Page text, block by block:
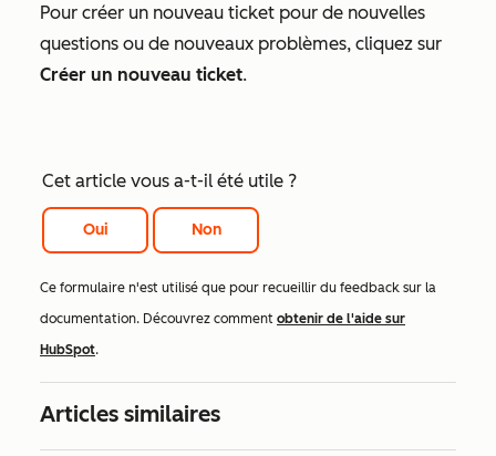
Pour créer un nouveau ticket pour de nouvelles
questions ou de nouveaux problèmes, cliquez sur
Créer un nouveau ticket.
Cet article vous a-t-il été utile ?
Oui Non
Ce formulaire n'est utilisé que pour recueillir du feedback sur la
documentation. Découvrez comment obtenir de l'aide sur
HubSpot.
Articles similaires